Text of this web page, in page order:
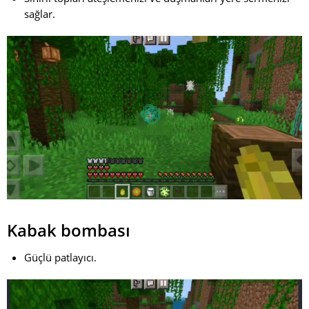
sağlar.
Kabak bombası
Güçlü patlayıcı.